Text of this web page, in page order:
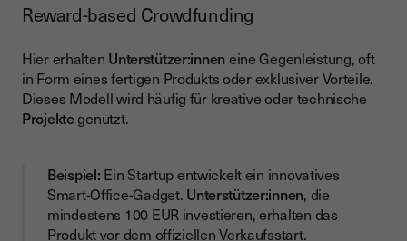
Reward-based Crowdfunding
Hier erhalten Unterstützer:inneneine Gegenleistung, oft
in Form eines fertigen Produkts oder exklusiver Vorteile.
Dieses Modell wird häufig für kreative oder technische
Projektegenutzt.
Beispiel: Ein Startup entwickelt ein innovatives
Smart-Office-Gadget. Unterstützer:innen, die
mindestens 100 EUR investieren, erhalten das
Produkt vor dem offiziellen Verkaufsstart.